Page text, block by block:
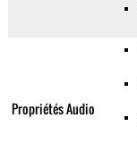
Propriétés Audio